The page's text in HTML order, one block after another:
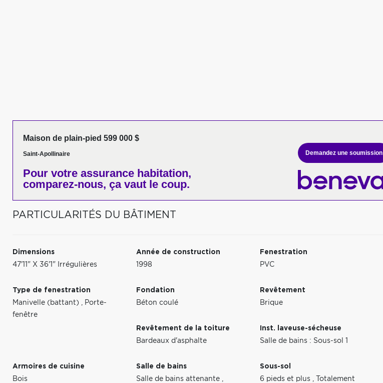
Maison de plain-pied 599 000 $
Saint-Apollinaire
Pour votre assurance habitation,
comparez-nous, ça vaut le coup.
Demandez une soumission
PARTICULARITÉS DU BÂTIMENT
Dimensions
47'11" X 36'1" Irrégulières
Année de construction
1998
Fenestration
PVC
Type de fenestration
Manivelle (battant) , Porte-
fenêtre
Fondation
Béton coulé
Revêtement
Brique
Revêtement de la toiture
Bardeaux d'asphalte
Inst. laveuse-sécheuse
Salle de bains : Sous-sol 1
Armoires de cuisine
Bois
Salle de bains
Salle de bains attenante ,
Sous-sol
6 pieds et plus ,
Totalement